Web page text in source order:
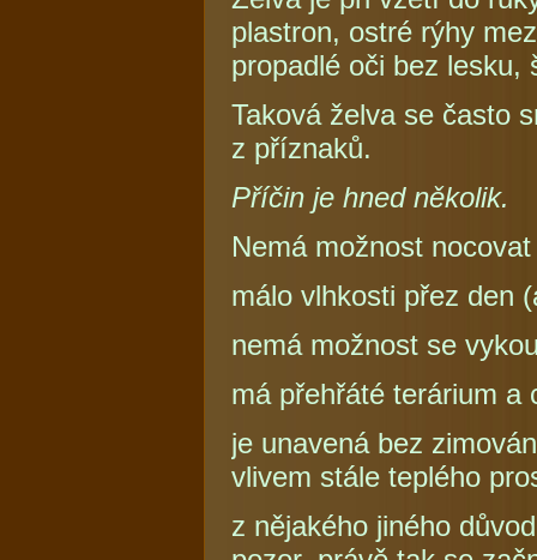
plastron, ostré rýhy
propadlé oči bez lesku,
Taková želva se často
z příznaků.
Příčin je hned několik.
Nemá možnost
málo vlhkosti přez den
nemá možnost se
má přehřáté terárium a
je unavená bez
vlivem stále teplého
z nějakého jiného